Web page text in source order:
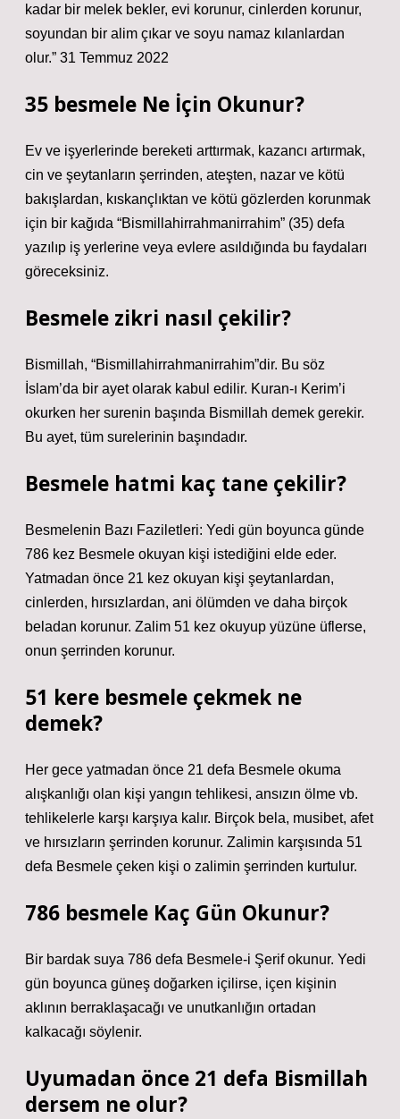
kadar bir melek bekler, evi korunur, cinlerden korunur,
soyundan bir alim çıkar ve soyu namaz kılanlardan
olur.” 31 Temmuz 2022
35 besmele Ne İçin Okunur?
Ev ve işyerlerinde bereketi arttırmak, kazancı artırmak,
cin ve şeytanların şerrinden, ateşten, nazar ve kötü
bakışlardan, kıskançlıktan ve kötü gözlerden korunmak
için bir kağıda “Bismillahirrahmanirrahim” (35) defa
yazılıp iş yerlerine veya evlere asıldığında bu faydaları
göreceksiniz.
Besmele zikri nasıl çekilir?
Bismillah, “Bismillahirrahmanirrahim”dir. Bu söz
İslam’da bir ayet olarak kabul edilir. Kuran-ı Kerim’i
okurken her surenin başında Bismillah demek gerekir.
Bu ayet, tüm surelerinin başındadır.
Besmele hatmi kaç tane çekilir?
Besmelenin Bazı Faziletleri: Yedi gün boyunca günde
786 kez Besmele okuyan kişi istediğini elde eder.
Yatmadan önce 21 kez okuyan kişi şeytanlardan,
cinlerden, hırsızlardan, ani ölümden ve daha birçok
beladan korunur. Zalim 51 kez okuyup yüzüne üflerse,
onun şerrinden korunur.
51 kere besmele çekmek ne
demek?
Her gece yatmadan önce 21 defa Besmele okuma
alışkanlığı olan kişi yangın tehlikesi, ansızın ölme vb.
tehlikelerle karşı karşıya kalır. Birçok bela, musibet, afet
ve hırsızların şerrinden korunur. Zalimin karşısında 51
defa Besmele çeken kişi o zalimin şerrinden kurtulur.
786 besmele Kaç Gün Okunur?
Bir bardak suya 786 defa Besmele-i Şerif okunur. Yedi
gün boyunca güneş doğarken içilirse, içen kişinin
aklının berraklaşacağı ve unutkanlığın ortadan
kalkacağı söylenir.
Uyumadan önce 21 defa Bismillah
dersem ne olur?